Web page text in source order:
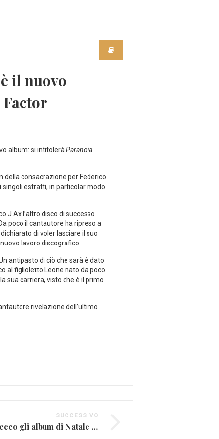
il nuovo
album: si intitoleràParanoia
della consacrazione per Federico
singoli estratti, in particolar modo
J Ax l’altro disco di successo
poco il cantautore ha ripreso a
di voler lasciare il suo
lavoro discografico.
antipasto di ciò che sarà è dato
al figlioletto Leone nato da poco.
sua carriera, visto che è il primo
rivelazione dell’ultimo
SUCCESSIVO
Dischi sotto l’albero: ecco gli album di Natale 2018